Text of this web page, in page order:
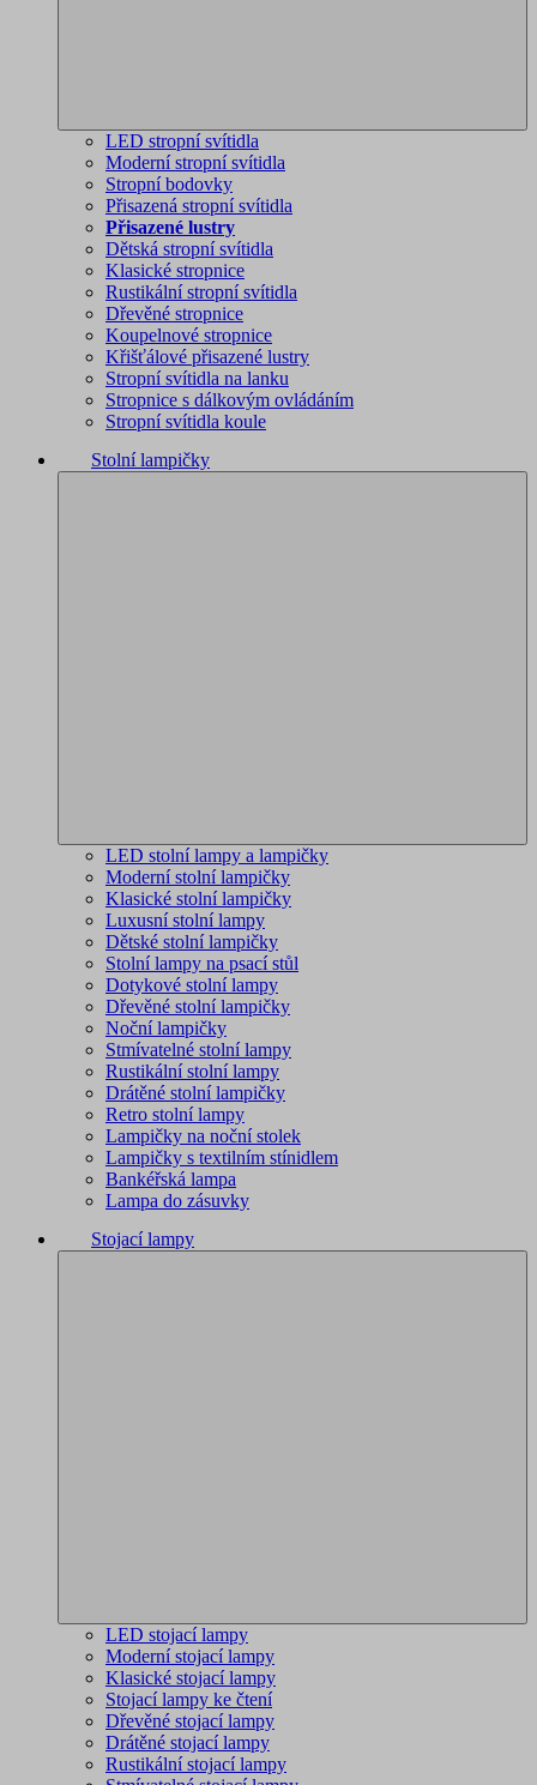
LED stropní svítidla
Moderní stropní svítidla
Stropní bodovky
Přisazená stropní svítidla
Přisazené lustry
Dětská stropní svítidla
Klasické stropnice
Rustikální stropní svítidla
Dřevěné stropnice
Koupelnové stropnice
Křišťálové přisazené lustry
Stropní svítidla na lanku
Stropnice s dálkovým ovládáním
Stropní svítidla koule
Stolní lampičky
LED stolní lampy a lampičky
Moderní stolní lampičky
Klasické stolní lampičky
Luxusní stolní lampy
Dětské stolní lampičky
Stolní lampy na psací stůl
Dotykové stolní lampy
Dřevěné stolní lampičky
Noční lampičky
Stmívatelné stolní lampy
Rustikální stolní lampy
Drátěné stolní lampičky
Retro stolní lampy
Lampičky na noční stolek
Lampičky s textilním stínidlem
Bankéřská lampa
Lampa do zásuvky
Stojací lampy
LED stojací lampy
Moderní stojací lampy
Klasické stojací lampy
Stojací lampy ke čtení
Dřevěné stojací lampy
Drátěné stojací lampy
Rustikální stojací lampy